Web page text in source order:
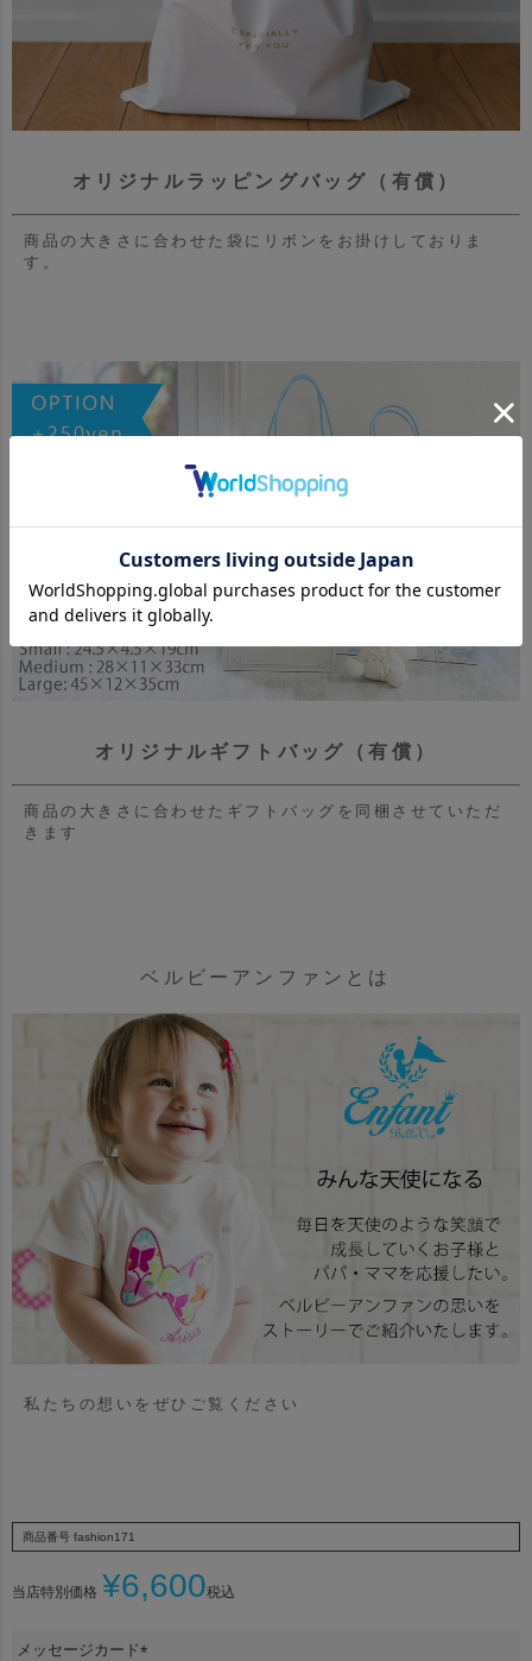
オリジナルラッピングバッグ（有償）
商品の大きさに合わせた袋にリボンをお掛けしておりま
す。
オリジナルギフトバッグ（有償）
商品の大きさに合わせたギフトバッグを同梱させていただ
きます
ベルビーアンファンとは
私たちの想いをぜひご覧ください
商品番号 fashion171
当店特別価格 ¥6,600税込
メッセージカード